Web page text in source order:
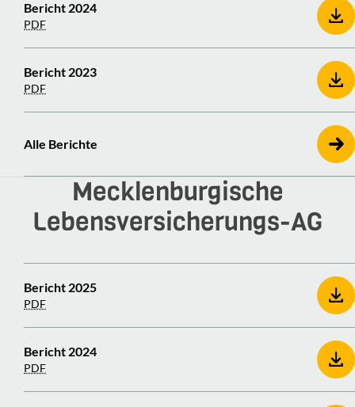
Bericht 2024
PDF
Bericht 2023
PDF
Alle Berichte
Meck­len­bur­gi­sche
Lebensversicherungs-​​AG
Bericht 2025
PDF
Bericht 2024
PDF